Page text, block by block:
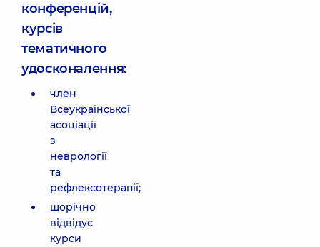
конференцій,
курсів
тематичного
удосконалення:
член
Всеукраїнської
асоціації
з
неврології
та
рефлексотерапії;
щорічно
відвідує
курси